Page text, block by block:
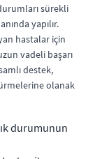
sürekli
yapılır.
hastalar için
vadeli başarı
destek,
olanak
durumunun